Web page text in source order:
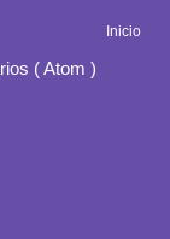
Inicio
( Atom )